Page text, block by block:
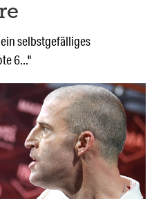
selbstgefälliges
6..."